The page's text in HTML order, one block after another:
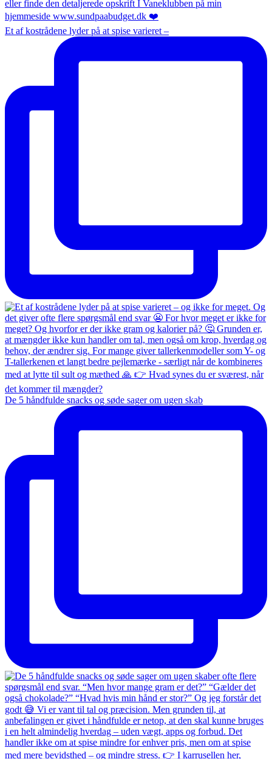
Et af kostrådene lyder på at spise varieret –
De 5 håndfulde snacks og søde sager om ugen skab